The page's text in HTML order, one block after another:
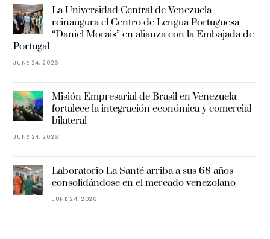
La Universidad Central de Venezuela
reinaugura el Centro de Lengua Portuguesa
“Daniel Morais” en alianza con la Embajada de
Portugal
JUNE 24, 2026
Misión Empresarial de Brasil en Venezuela
fortalece la integración económica y comercial
bilateral
JUNE 24, 2026
Laboratorio La Santé arriba a sus 68 años
consolidándose en el mercado venezolano
JUNE 24, 2026